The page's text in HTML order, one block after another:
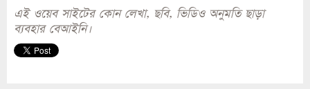
এই ওয়েব সাইটের কোন লেখা, ছবি, ভিডিও অনুমতি ছাড়া
ব্যবহার বেআইনি।